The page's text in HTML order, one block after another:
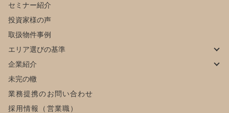
セミナー紹介
投資家様の声
取扱物件事例
エリア選びの基準
企業紹介
未完の轍
業務提携のお問い合わせ
採用情報（営業職）